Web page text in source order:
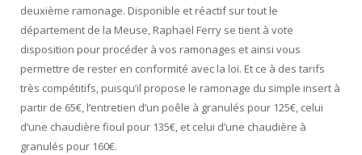
deuxième ramonage. Disponible et réactif sur tout le
département de la Meuse, Raphaël Ferry se tient à vote
disposition pour procéder à vos ramonages et ainsi vous
permettre de rester en conformité avec la loi. Et ce à des tarifs
très compétitifs, puisqu’il propose le ramonage du simple insert à
partir de 65€, l’entretien d’un poêle à granulés pour 125€, celui
d’une chaudière fioul pour 135€, et celui d’une chaudière à
granulés pour 160€.